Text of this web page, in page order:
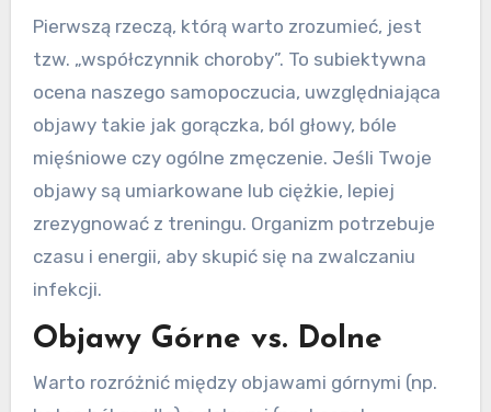
Pierwszą rzeczą, którą warto zrozumieć, jest
tzw. „współczynnik choroby”. To subiektywna
ocena naszego samopoczucia, uwzględniająca
objawy takie jak gorączka, ból głowy, bóle
mięśniowe czy ogólne zmęczenie. Jeśli Twoje
objawy są umiarkowane lub ciężkie, lepiej
zrezygnować z treningu. Organizm potrzebuje
czasu i energii, aby skupić się na zwalczaniu
infekcji.
Objawy Górne vs. Dolne
Warto rozróżnić między objawami górnymi (np.